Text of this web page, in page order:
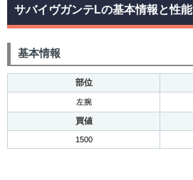
サバイヴガンテLの基本情報と性能
基本情報
部位
左腕
買値
1500